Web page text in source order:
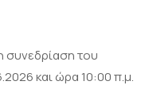
συνεδρίαση του
και ώρα 10:00 π.μ.